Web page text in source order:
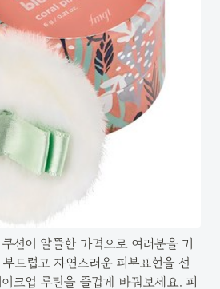
션이 알뜰한 가격으로 여러분을 기
드럽고 자연스러운 피부표현을 선
크업 루틴을 즐겁게 바꿔보세요. 피